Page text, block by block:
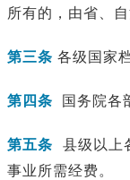
所有的，由省、
第三条 各级国家
第四条 国务院各
第五条 县级以上
事业所需经费。